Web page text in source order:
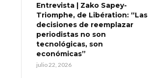
Entrevista | Zako Sapey-
Triomphe, de Libération: “Las
decisiones de reemplazar
periodistas no son
tecnológicas, son
económicas”
julio 22, 2026